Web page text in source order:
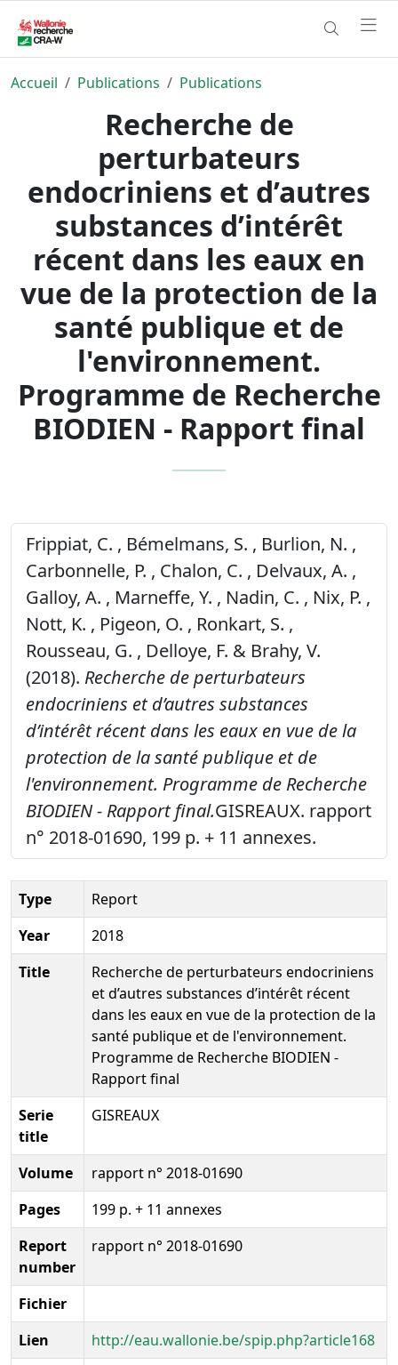
Accueil Publications Publications
Recherche de
perturbateurs
endocriniens et d’autres
substances d’intérêt
récent dans les eaux en
vue de la protection de la
santé publique et de
l'environnement.
Programme de Recherche
BIODIEN - Rapport final
Frippiat, C. , Bémelmans, S. , Burlion, N. ,
Carbonnelle, P. , Chalon, C. , Delvaux, A. ,
Galloy, A. , Marneffe, Y. , Nadin, C. , Nix, P. ,
Nott, K. , Pigeon, O. , Ronkart, S. ,
Rousseau, G. , Delloye, F. & Brahy, V.
(2018). Recherche de perturbateurs
endocriniens et d’autres substances
d’intérêt récent dans les eaux en vue de la
protection de la santé publique et de
l'environnement. Programme de Recherche
BIODIEN - Rapport final.GISREAUX. rapport
n° 2018-01690, 199 p. + 11 annexes.
Type
Report
Year
2018
Title
Recherche de perturbateurs endocriniens
et d’autres substances d’intérêt récent
dans les eaux en vue de la protection de la
santé publique et de l'environnement.
Programme de Recherche BIODIEN -
Rapport final
Serie
title
GISREAUX
Volume
rapport n° 2018-01690
Pages
199 p. + 11 annexes
Report
number
rapport n° 2018-01690
Fichier
Lien
http://eau.wallonie.be/spip.php?article168